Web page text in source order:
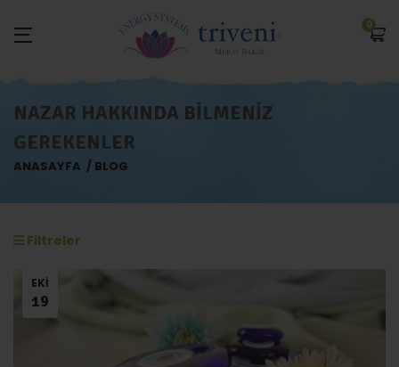
0
NAZAR HAKKINDA BILMENIZ
GEREKENLER
ANASAYFA BLOG
Filtreler
EKI
19